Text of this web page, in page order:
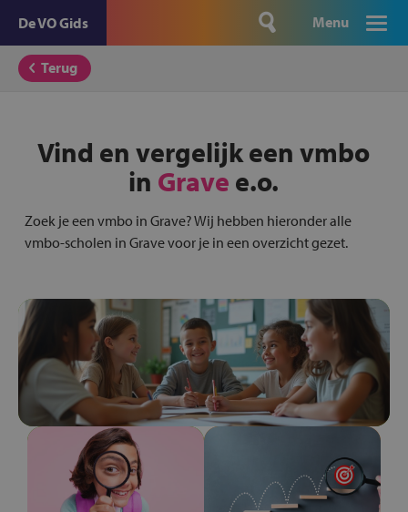
De VO Gids Menu
Terug
Vind en vergelijk een vmbo
in Grave e.o.
Zoek je een vmbo in Grave? Wij hebben hieronder alle
vmbo-scholen in Grave voor je in een overzicht gezet.